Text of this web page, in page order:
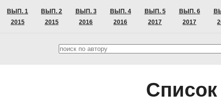
ВЫП. 1
2015
ВЫП. 2
2015
ВЫП. 3
2016
ВЫП. 4
2016
ВЫП. 5
2017
ВЫП. 6
2017